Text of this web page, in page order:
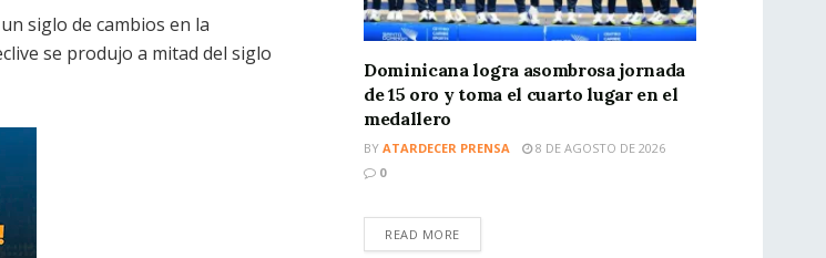
siglo de cambios en la
se produjo a mitad del siglo
Dominicana logra asombrosa jornada
de 15 oro y toma el cuarto lugar en el
medallero
BY ATARDECER PRENSA
8 DE AGOSTO DE 2026
0
READ MORE